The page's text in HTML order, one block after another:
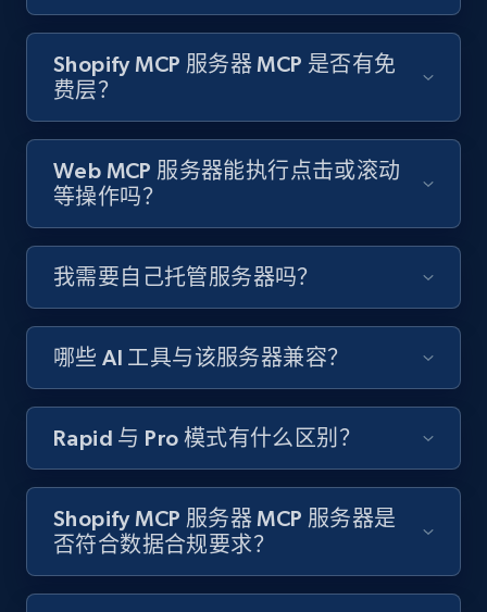
Shopify MCP 服务器 MCP 是否有免
费层？
Web MCP 服务器能执行点击或滚动
等操作吗？
我需要自己托管服务器吗？
哪些 AI 工具与该服务器兼容？
Rapid 与 Pro 模式有什么区别？
Shopify MCP 服务器 MCP 服务器是
否符合数据合规要求？